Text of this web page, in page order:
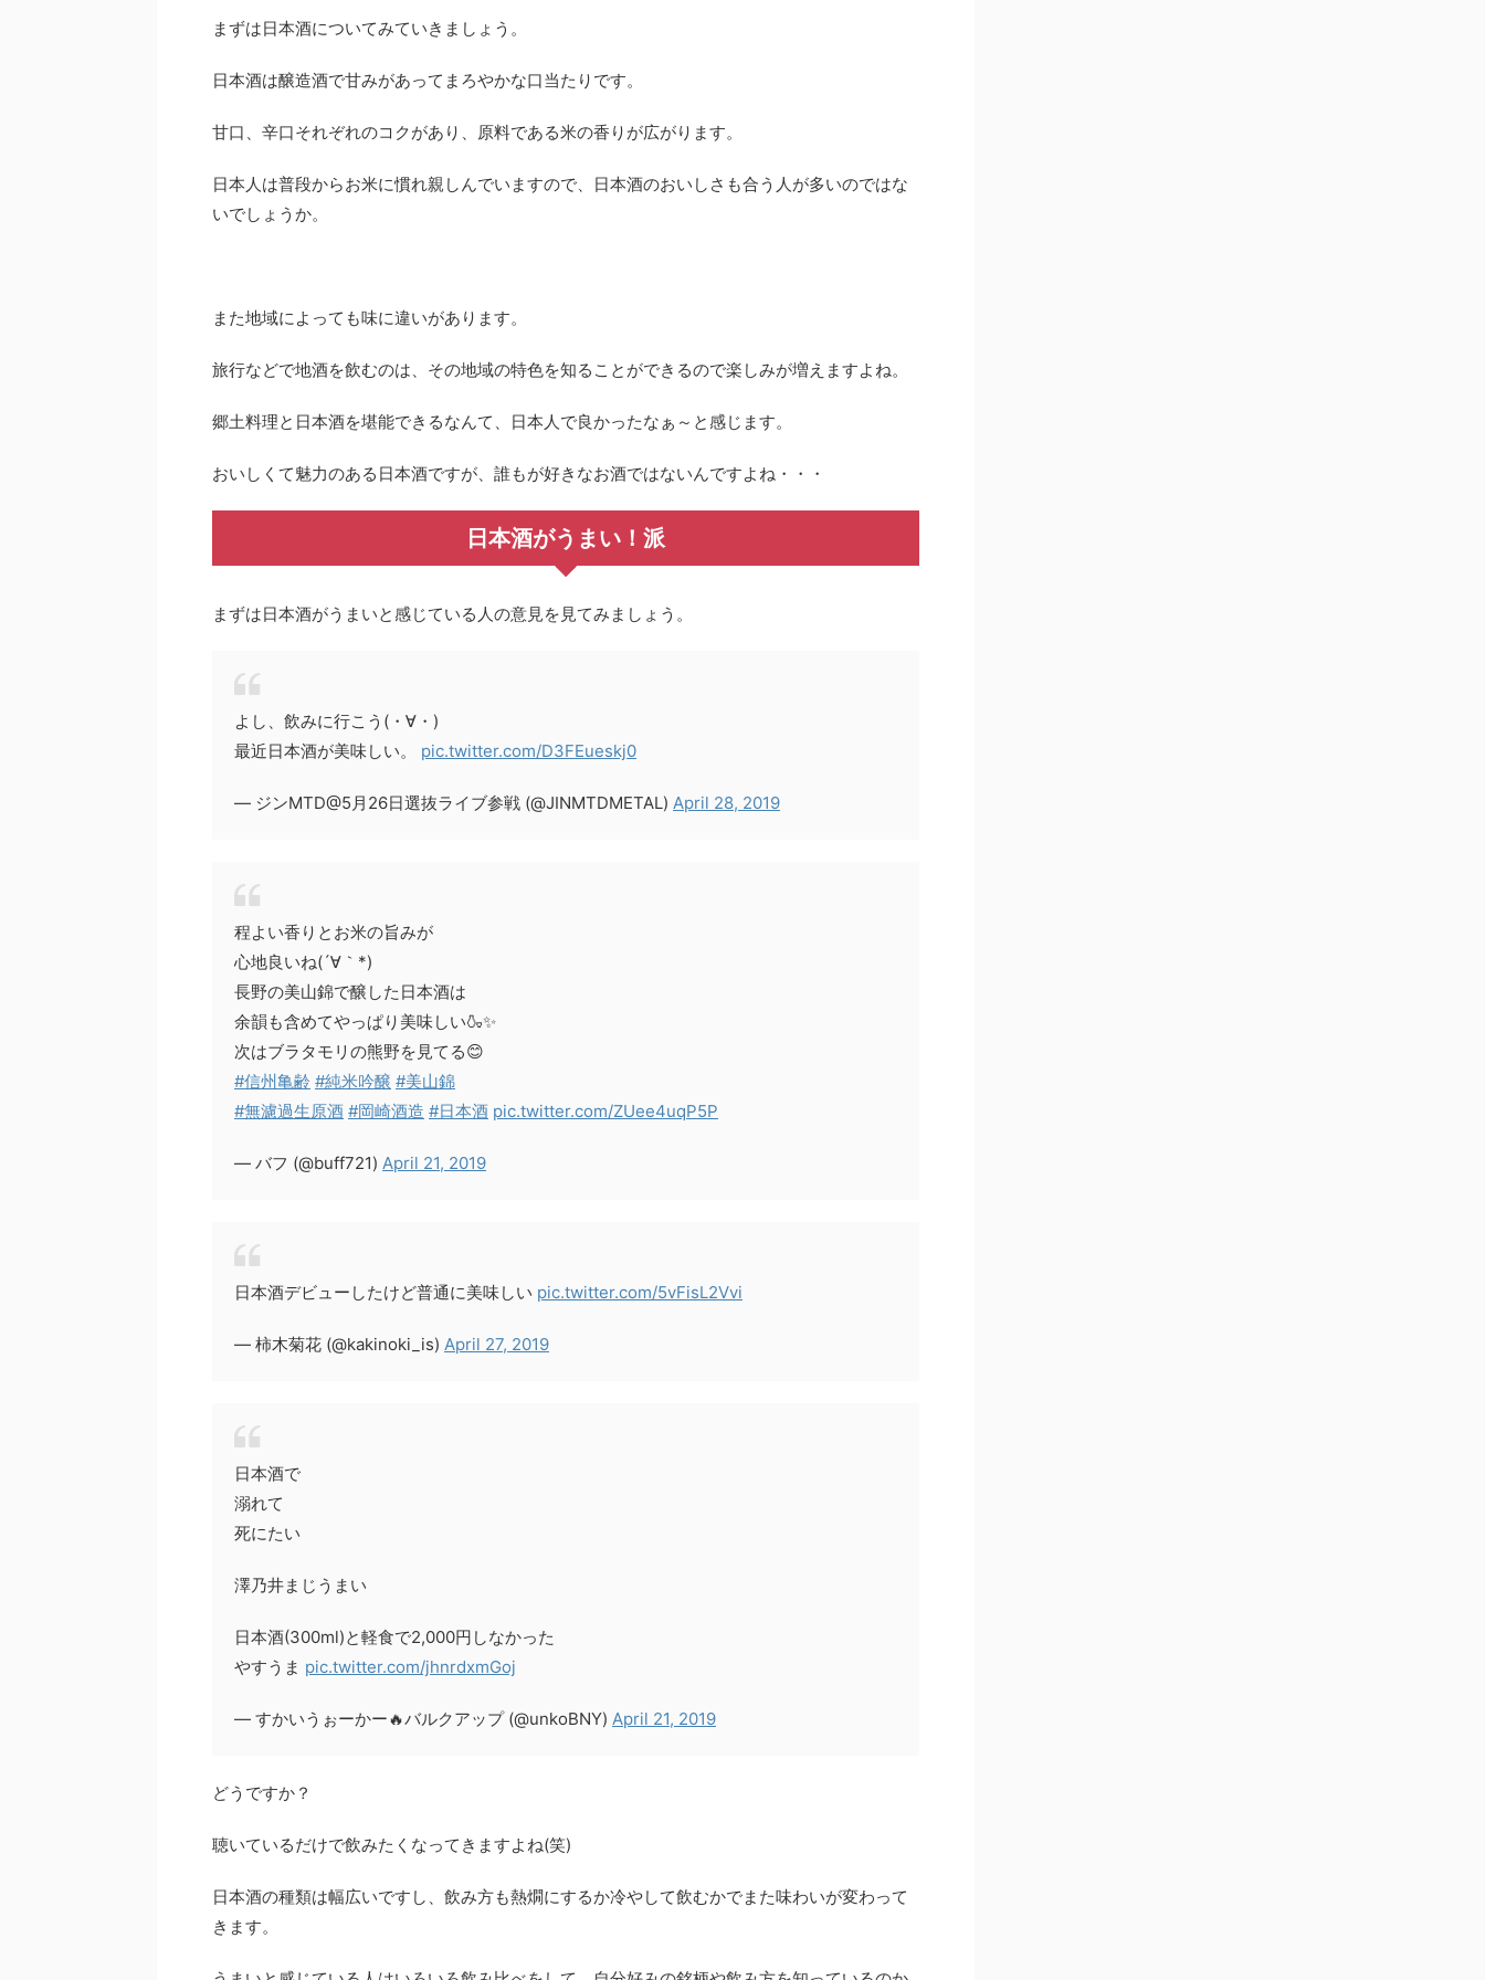
まずは日本酒についてみていきましょう。
日本酒は醸造酒で甘みがあってまろやかな口当たりです。
甘口、辛口それぞれのコクがあり、原料である米の香りが広がります。
日本人は普段からお米に慣れ親しんでいますので、日本酒のおいしさも合う人が多いのではな
いでしょうか。
また地域によっても味に違いがあります。
旅行などで地酒を飲むのは、その地域の特色を知ることができるので楽しみが増えますよね。
郷土料理と日本酒を堪能できるなんて、日本人で良かったなぁ～と感じます。
おいしくて魅力のある日本酒ですが、誰もが好きなお酒ではないんですよね・・・
日本酒がうまい！派
まずは日本酒がうまいと感じている人の意見を見てみましょう。
よし、飲みに行こう(・∀・)
最近日本酒が美味しい。 pic.twitter.com/D3FEueskj0
— ジンMTD@5月26日選抜ライブ参戦 (@JINMTDMETAL) April 28, 2019
程よい香りとお米の旨みが
心地良いね(´∀｀*)
長野の美山錦で醸した日本酒は
余韻も含めてやっぱり美味しい🍶✨
次はブラタモリの熊野を見てる😊
#信州亀齢 #純米吟醸 #美山錦
#無濾過生原酒 #岡崎酒造 #日本酒 pic.twitter.com/ZUee4uqP5P
— バフ (@buff721) April 21, 2019
日本酒デビューしたけど普通に美味しい pic.twitter.com/5vFisL2Vvi
— 柿木菊花 (@kakinoki_is) April 27, 2019
日本酒で
溺れて
死にたい
澤乃井まじうまい
日本酒(300ml)と軽食で2,000円しなかった
やすうま pic.twitter.com/jhnrdxmGoj
— すかいうぉーかー🔥バルクアップ (@unkoBNY) April 21, 2019
どうですか？
聴いているだけで飲みたくなってきますよね(笑)
日本酒の種類は幅広いですし、飲み方も熱燗にするか冷やして飲むかでまた味わいが変わって
きます。